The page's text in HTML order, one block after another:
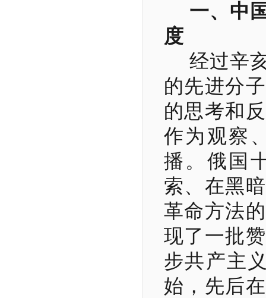
一、中
度
经过辛
的先进分
的思考和
作为观察
播。俄国
索、在黑
革命方法
现了一批
步共产主
始，先后